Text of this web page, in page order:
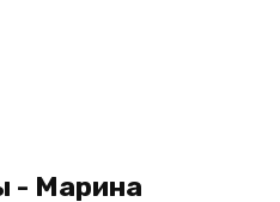
- Марина